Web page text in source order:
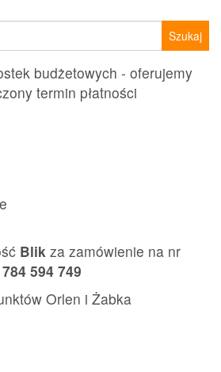
budżetowych - oferujemy
termin płatności
Blik za zamówienie na nr
594 749
Orlen i Żabka